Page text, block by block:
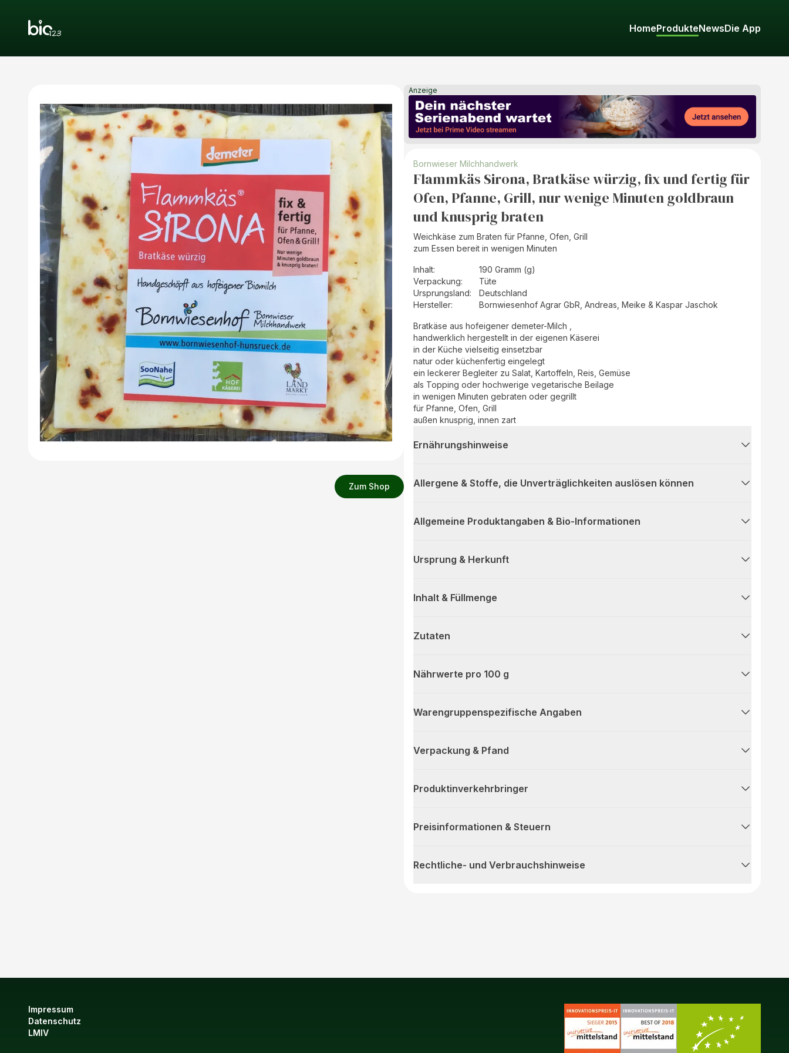
HomeProdukteNewsDie App
Zum Shop
Anzeige
Bornwieser Milchhandwerk
Flammkäs Sirona, Bratkäse würzig, fix und fertig für
Ofen, Pfanne, Grill, nur wenige Minuten goldbraun
und knusprig braten
Weichkäse zum Braten für Pfanne, Ofen, Grill
zum Essen bereit in wenigen Minuten
Inhalt:
190 Gramm (g)
Verpackung:
Tüte
Ursprungsland:
Deutschland
Hersteller: Bornwiesenhof Agrar GbR, Andreas, Meike & Kaspar Jaschok
Bratkäse aus hofeigener demeter-Milch ,
handwerklich hergestellt in der eigenen Käserei
in der Küche vielseitig einsetzbar
natur oder küchenfertig eingelegt
ein leckerer Begleiter zu Salat, Kartoffeln, Reis, Gemüse
als Topping oder hochwerige vegetarische Beilage
in wenigen Minuten gebraten oder gegrillt
für Pfanne, Ofen, Grill
außen knusprig, innen zart
Ernährungshinweise
Allergene & Stoffe, die Unverträglichkeiten auslösen können
Allgemeine Produktangaben & Bio-Informationen
Ursprung & Herkunft
Inhalt & Füllmenge
Zutaten
Nährwerte pro 100 g
Warengruppenspezifische Angaben
Verpackung & Pfand
Produktinverkehrbringer
Preisinformationen & Steuern
Rechtliche- und Verbrauchshinweise
Impressum
Datenschutz
LMIV